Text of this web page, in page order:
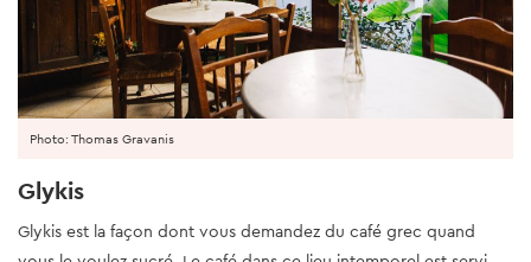
Photo: Thomas Gravanis
Glykis
Glykis est la façon dont vous demandez du café grec quand